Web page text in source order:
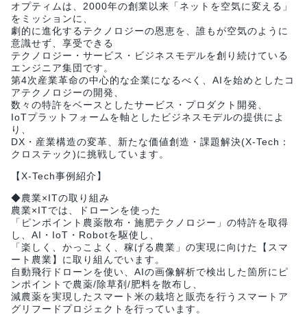
オプティムは、2000年の創業以来「ネットを空気に変える」
をミッションに、
劇的に進化するテクノロジーの恩恵を、誰もが空気のように
意識せず、享受できる
テクノロジー・サービス・ビジネスモデルを創り続けている
エンジニア集団です。
第4次産業革命の中心的な企業になるべく、AIを始めとしたコ
アテクノロジーの開発、
数々の特許をベースとしたサービス・プロダクト開発、
IoTプラットフォームを軸としたビジネスモデルの提供によ
り、
DX・産業構造の変革、新たな価値創造・課題解決(X-Tech：
クロステック)に挑戦しています。
【X-Tech事例紹介】
◆農業×ITの取り組み
農業×ITでは、ドローンを使った
「ピンポイント農薬散布・施肥テクノロジー」の特許を取得
し、AI・IoT・Robotを駆使し、
「楽しく、かっこよく、稼げる農業」の実現に向けた【スマ
ート農業】に取り組んでいます。
自動飛行ドローンを使い、AIの画像解析で検出した箇所にピ
ンポイントで農薬/除草剤/肥料を散布し、
減農薬を実現したスマート米の栽培と販売を行うスマートア
グリフードプロジェクトを行っています。